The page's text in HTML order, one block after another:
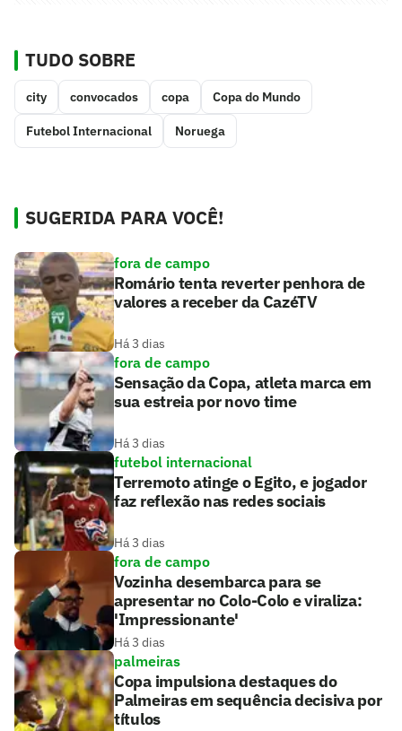
TUDO SOBRE
city convocados copa Copa do Mundo
Futebol Internacional Noruega
SUGERIDA PARA VOCÊ!
fora de campo
Romário tenta reverter penhora de
valores a receber da CazéTV
Há 3 dias
fora de campo
Sensação da Copa, atleta marca em
sua estreia por novo time
Há 3 dias
futebol internacional
Terremoto atinge o Egito, e jogador
faz reflexão nas redes sociais
Há 3 dias
fora de campo
Vozinha desembarca para se
apresentar no Colo-Colo e viraliza:
'Impressionante'
Há 3 dias
palmeiras
Copa impulsiona destaques do
Palmeiras em sequência decisiva por
títulos